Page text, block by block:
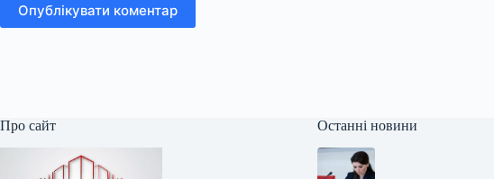
Опублікувати коментар
Про сайт Останні новини